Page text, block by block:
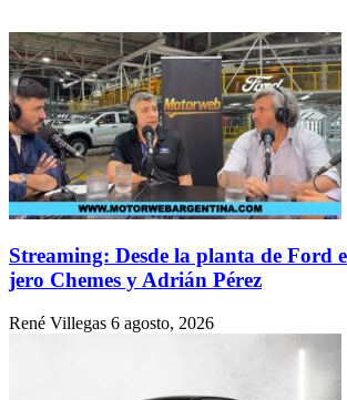
Streaming: Desde la planta de Ford
jero Chemes y Adrián Pérez
René Villegas 6 agosto, 2026